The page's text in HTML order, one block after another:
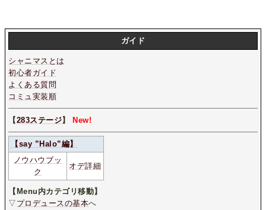
ガイド
シャニマスとは
初心者ガイド
よくある質問
コミュ実装順
【283ステージ】 New!
【say ”Halo”編】
ノウハウブッ
ク
オデ詳細
【Menu内カテゴリ移動】
▽ プロデュースの基本へ